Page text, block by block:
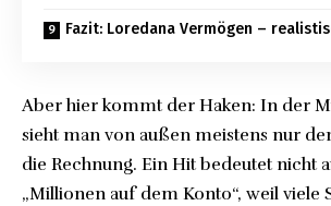
Fazit: Loredana Vermögen –
Aber hier kommt der Haken: In der
sieht man von außen meistens nur
die Rechnung. Ein Hit bedeutet nicht
„Millionen auf dem Konto“, weil viele